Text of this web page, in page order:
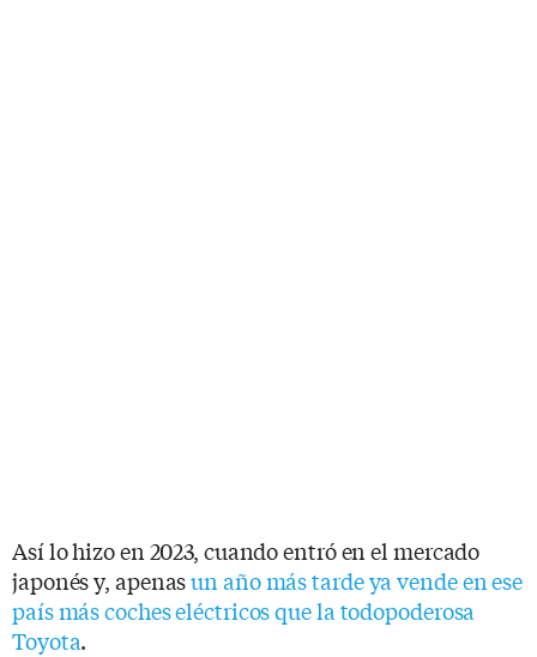
Así lo hizo en 2023, cuando entró en el mercado
japonés y, apenasun año más tarde ya vende en ese
país más coches eléctricos que la todopoderosa
Toyota.